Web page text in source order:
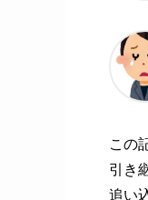
この
引き
追い